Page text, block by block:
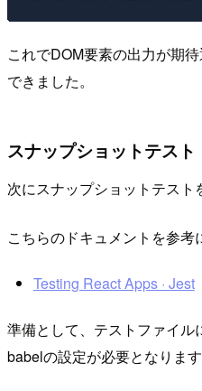
これでDOM要素の出力が期
できました。
スナップショットテスト
次にスナップショットテスト
こちらのドキュメントを参考
Testing React Apps · Jest
準備として、テストファイル
babelの設定が必要となります